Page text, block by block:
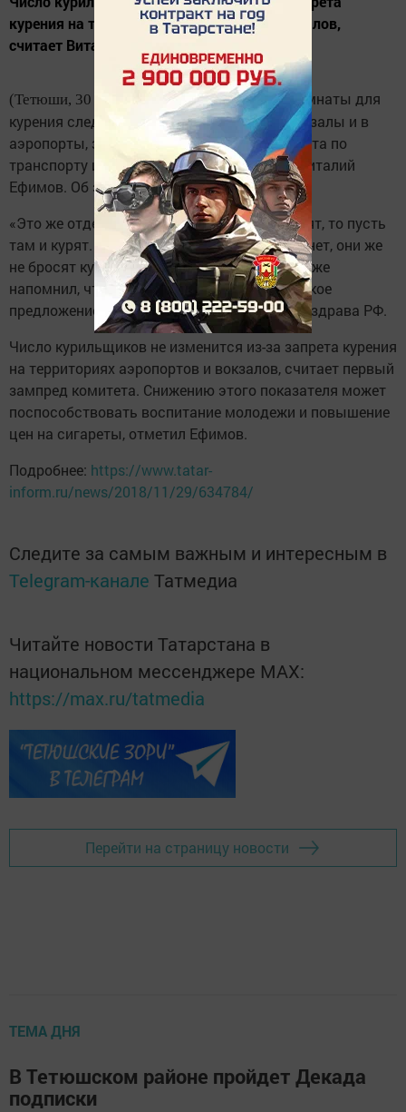
курения на территориях аэропортов и вокзалов,
считает Виталий Ефимов.
(Тетюши, 30 ноября, «Тетюшские зори»).Комнаты для
курения следует вернуть на российские вокзалы и в
аэропорты, заявил первый зампред Комитета по
транспорту и строительству Госдумы РФ Виталий
Ефимов. Об этом сообщает РИА Новости.
«Это же отдельная комната, если люди курят, то пусть
там и курят. Из-за того, что такой комнаты нет, они же
не бросят курить», — сказал Ефимов. Он также
напомнил, что ранее комитет поддержал такое
предложение, но не получил одобрения Минздрава РФ.
Число курильщиков не изменится из-за запрета курения
на территориях аэропортов и вокзалов, считает первый
зампред комитета. Снижению этого показателя может
поспособствовать воспитание молодежи и повышение
цен на сигареты, отметил Ефимов.
Подробнее: https://www.tatar-
inform.ru/news/2018/11/29/634784/
Следите за самым важным и интересным в
Telegram-канале Татмедиа
Читайте новости Татарстана в
национальном мессенджере MАХ:
https://max.ru/tatmedia
Перейти на страницу новости
ТЕМА ДНЯ
В Тетюшском районе пройдет Декада
подписки